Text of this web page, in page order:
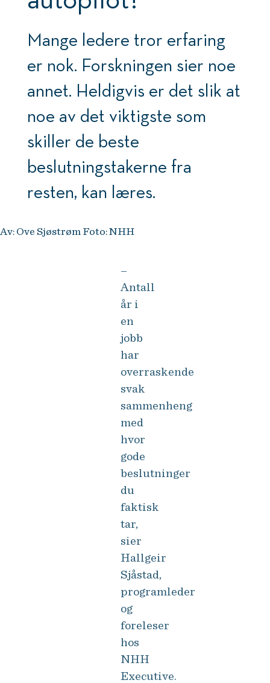
Mange ledere tror erfaring
er nok. Forskningen sier noe
annet. Heldigvis er det slik at
noe av det viktigste som
skiller de beste
beslutningstakerne fra
resten, kan læres.
Av: Ove Sjøstrøm Foto: NHH
–
Antall
år i
en
jobb
har
overraskende
svak
sammenheng
med
hvor
gode
beslutninger
du
faktisk
tar,
sier
Hallgeir
Sjåstad,
programleder
og
foreleser
hos
NHH
Executive.